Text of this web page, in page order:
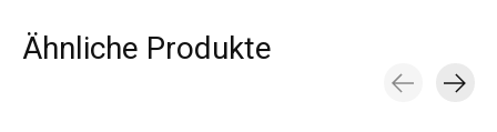
Ähnliche Produkte